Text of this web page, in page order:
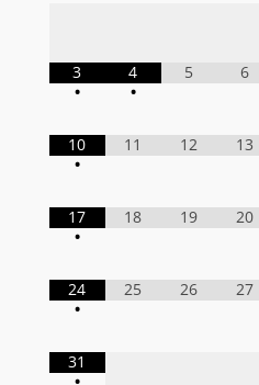
3
•
4
•
5 6
10
•
11 12 13
17
•
18 19 20
24
•
25 26 27
31